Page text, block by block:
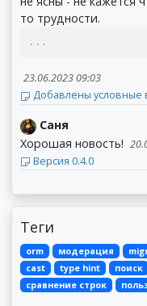
то трудности.
...
23.06.2023 09:03
Добавлены условные
Саня
Хорошая новость!
Версия 0.4.0
Теги
orm модерация
cast
type hint поиск
сравнение строк